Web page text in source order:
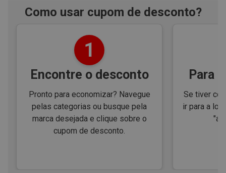
Como usar cupom de desconto?
1
Encontre o desconto
Pronto para economizar? Navegue
pelas categorias ou busque pela
marca desejada e clique sobre o
cupom de desconto.
Para
Se tiver
ir para a